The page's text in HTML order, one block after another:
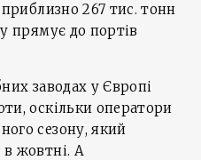
приблизно 267 тис. тонн
прямує до портів
заводах у Європі
оскільки оператори
сезону, який
в жовтні. А